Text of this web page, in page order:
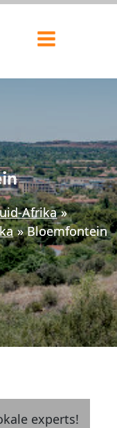
Afrika
Bloemfontein
experts!